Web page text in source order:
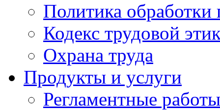
Политика
Кодекс трудовой
Охрана труда
Продукты и услуги
Регламентные